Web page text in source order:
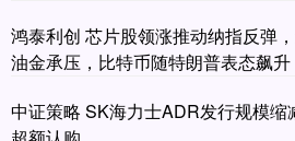
鸿泰利创 芯片股领涨推动纳指反弹
油金承压，比特币随特朗普表态飙升
中证策略 SK海力士ADR发行规模缩